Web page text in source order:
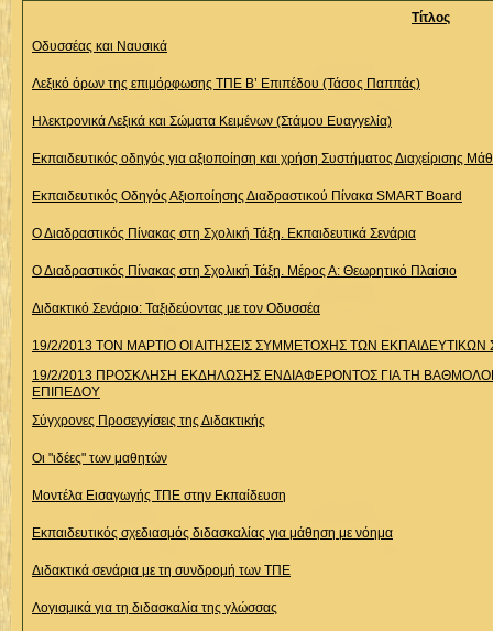
Τίτλος
Οδυσσέας και Ναυσικά
Λεξικό όρων της επιμόρφωσης ΤΠΕ Β’ Επιπέδου (Τάσος Παππάς)
Ηλεκτρονικά Λεξικά και Σώματα Κειμένων (Στάμου Ευαγγελία)
Εκπαιδευτικός οδηγός για αξιοποίηση και χρήση Συστήματος Διαχείρισης
Εκπαιδευτικός Οδηγός Αξιοποίησης Διαδραστικού Πίνακα SMART Board
Ο Διαδραστικός Πίνακας στη Σχολική Τάξη. Εκπαιδευτικά Σενάρια
Ο Διαδραστικός Πίνακας στη Σχολική Τάξη. Μέρος Α: Θεωρητικό Πλαίσιο
Διδακτικό Σενάριο: Ταξιδεύοντας με τον Οδυσσέα
19/2/2013 ΤΟΝ ΜΑΡΤΙΟ ΟΙ ΑΙΤΗΣΕΙΣ ΣΥΜΜΕΤΟΧΗΣ ΤΩΝ
19/2/2013 ΠΡΟΣΚΛΗΣΗ ΕΚΔΗΛΩΣΗΣ ΕΝΔΙΑΦΕΡΟΝΤΟΣ ΓΙΑ ΤΗ
ΕΠΙΠΕΔΟΥ
Σύγχρονες Προσεγγίσεις της Διδακτικής
Οι "ιδέες" των μαθητών
Μοντέλα Εισαγωγής ΤΠΕ στην Εκπαίδευση
Εκπαιδευτικός σχεδιασμός διδασκαλίας για μάθηση με νόημα
Διδακτικά σενάρια με τη συνδρομή των ΤΠΕ
Λογισμικά για τη διδασκαλία της γλώσσας